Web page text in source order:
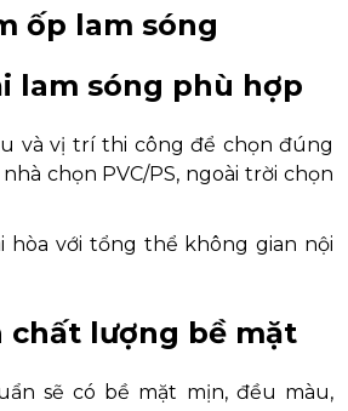
ốp lam sóng
lam sóng phù hợp
và vị trí thi công để chọn đúng
chọn PVC/PS, ngoài trời chọn
hòa với tổng thể không gian nội
chất lượng bề mặt
sẽ có bề mặt mịn, đều màu,